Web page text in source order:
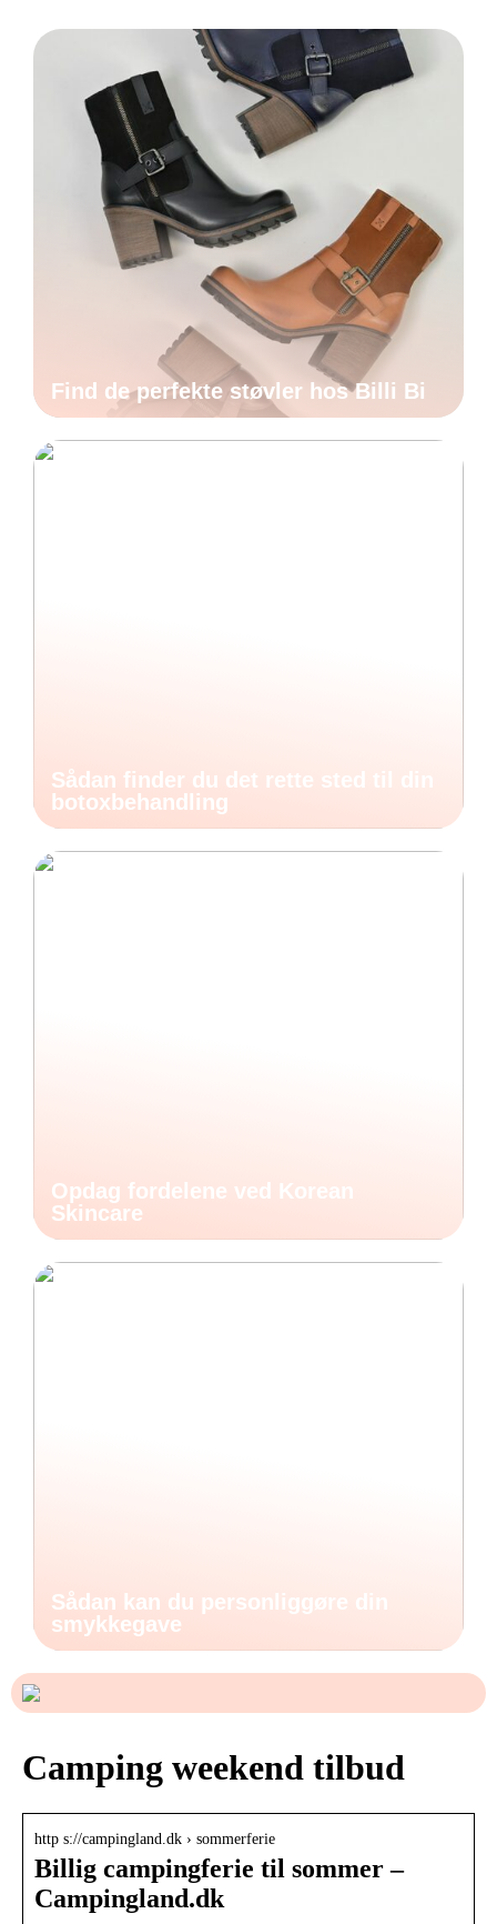
Find de perfekte støvler hos Billi Bi
Sådan finder du det rette sted til din
botoxbehandling
Opdag fordelene ved Korean
Skincare
Sådan kan du personliggøre din
smykkegave
Camping weekend tilbud
http s://campingland.dk › sommerferie
Billig campingferie til sommer –
Campingland.dk